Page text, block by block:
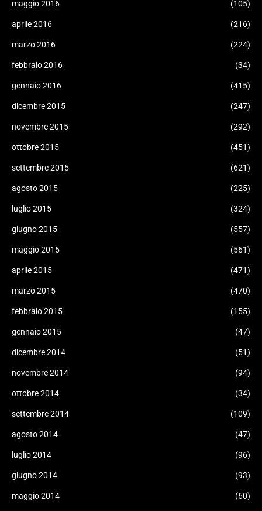
maggio 2016 (105)
aprile 2016 (216)
marzo 2016 (224)
febbraio 2016 (34)
gennaio 2016 (415)
dicembre 2015 (247)
novembre 2015 (292)
ottobre 2015 (451)
settembre 2015 (621)
agosto 2015 (225)
luglio 2015 (324)
giugno 2015 (557)
maggio 2015 (561)
aprile 2015 (471)
marzo 2015 (470)
febbraio 2015 (155)
gennaio 2015 (47)
dicembre 2014 (51)
novembre 2014 (94)
ottobre 2014 (34)
settembre 2014 (109)
agosto 2014 (47)
luglio 2014 (96)
giugno 2014 (93)
maggio 2014 (60)